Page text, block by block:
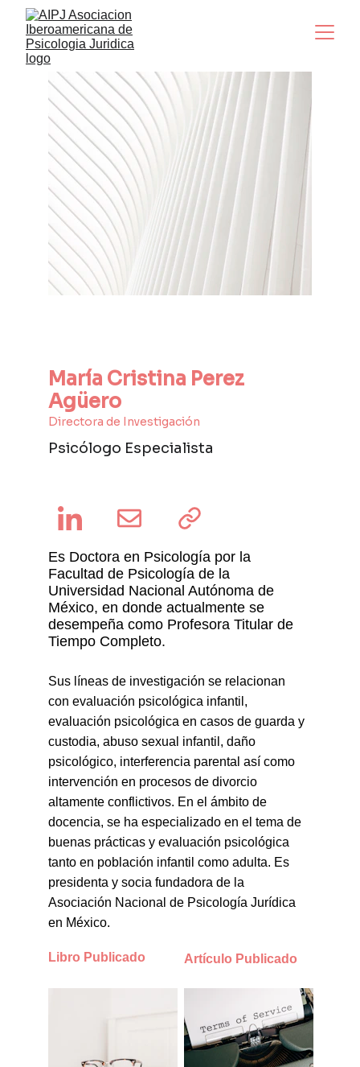
María Cristina Perez
Agüero
Psicólogo Especialista
Directora de Investigación
Es Doctora en Psicología por la
Facultad de Psicología de la
Universidad Nacional Autónoma de
México, en donde actualmente se
desempeña como Profesora Titular de
Tiempo Completo.
Artículo Publicado
Sus líneas de investigación se relacionan
con evaluación psicológica infantil,
evaluación psicológica en casos de guarda y
custodia, abuso sexual infantil, daño
psicológico, interferencia parental así como
intervención en procesos de divorcio
altamente conflictivos. En el ámbito de
docencia, se ha especializado en el tema de
buenas prácticas y evaluación psicológica
tanto en población infantil como adulta. Es
presidenta y socia fundadora de la
Asociación Nacional de Psicología Jurídica
en México.
Libro Publicado